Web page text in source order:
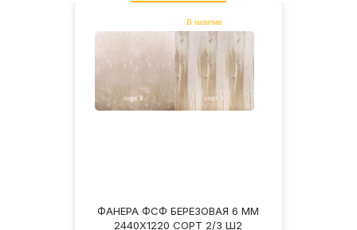
ФАНЕРА ФСФ БЕРЕЗОВАЯ 6 ММ
2440Х1220 СОРТ 2/3 Ш2